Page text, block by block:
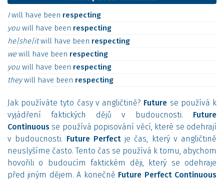
Iwill have been respecting
you will have been respecting
he|she|itwill have been respecting
wewill have been respecting
you will have been respecting
theywill have been respecting
Jak používáte tyto časy v angličtině? Future se používá k
vyjádření faktických dějů v budoucnosti. Future
Continuous se používá popisování věcí, které se odehrají
v budoucnosti. Future Perfectje čas, který v angličtině
neuslyšíme často. Tento čas se používá k tomu, abychom
hovořili o budoucím faktickém ději, který se odehraje
před jiným dějem. A konečně Future Perfect Continuous